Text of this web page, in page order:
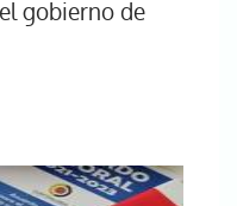
gobierno de